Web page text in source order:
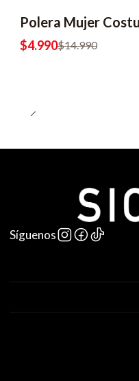
-67% OFF
2x6990
Polera Mujer
$4.990$14.990
Síguenos